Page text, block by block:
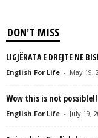
DON'T MISS
LIGJËRATA E DREJTE NE
English For Life - May 19,
Wow this is not
English For Life - July 19,